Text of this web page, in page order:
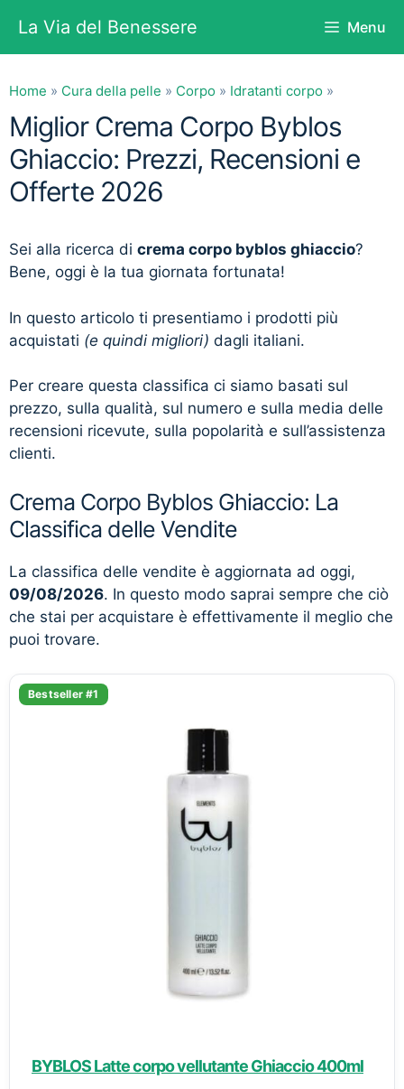
contenuto
La Via del Benessere Menu
Home » Cura della pelle » Corpo » Idratanti corpo »
Miglior Crema Corpo Byblos
Ghiaccio: Prezzi, Recensioni e
Offerte 2026
Sei alla ricerca di crema corpo byblos ghiaccio?
Bene, oggi è la tua giornata fortunata!
In questo articolo ti presentiamo i prodotti più
acquistati (e quindi migliori) dagli italiani.
Per creare questa classifica ci siamo basati sul
prezzo, sulla qualità, sul numero e sulla media delle
recensioni ricevute, sulla popolarità e sull’assistenza
clienti.
Crema Corpo Byblos Ghiaccio: La
Classifica delle Vendite
La classifica delle vendite è aggiornata ad oggi,
09/08/2026. In questo modo saprai sempre che ciò
che stai per acquistare è effettivamente il meglio che
puoi trovare.
Bestseller #1
BYBLOS Latte corpo vellutante Ghiaccio 400ml